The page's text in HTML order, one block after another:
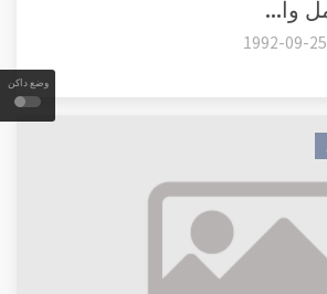
وضع داكن
1992-09-25